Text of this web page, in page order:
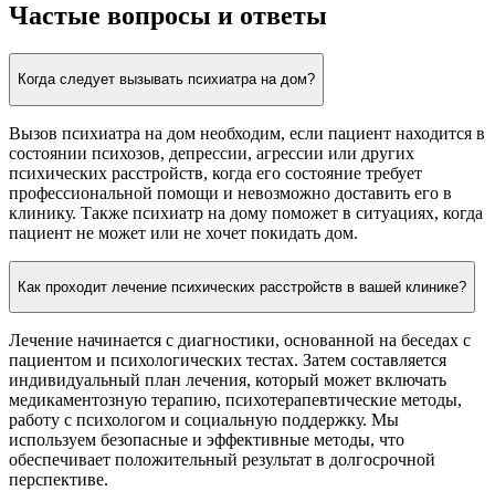
Частые вопросы и ответы
Когда следует вызывать психиатра на дом?
Вызов психиатра на дом необходим, если пациент находится в
состоянии психозов, депрессии, агрессии или других
психических расстройств, когда его состояние требует
профессиональной помощи и невозможно доставить его в
клинику. Также психиатр на дому поможет в ситуациях, когда
пациент не может или не хочет покидать дом.
Как проходит лечение психических расстройств в вашей клинике?
Лечение начинается с диагностики, основанной на беседах с
пациентом и психологических тестах. Затем составляется
индивидуальный план лечения, который может включать
медикаментозную терапию, психотерапевтические методы,
работу с психологом и социальную поддержку. Мы
используем безопасные и эффективные методы, что
обеспечивает положительный результат в долгосрочной
перспективе.